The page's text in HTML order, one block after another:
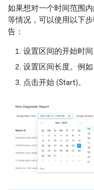
如果想对一个时间范围
等情况，可以使用以下
告：
设置区间的开始时
设置区间长度。例如
点击开始 (Start)。